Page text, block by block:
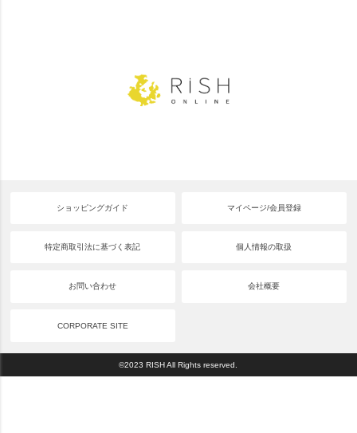
ショッピングガイド マイページ/会員登録
特定商取引法に基づく表記 個人情報の取扱
お問い合わせ 会社概要
CORPORATE SITE
©2023 RISH All Rights reserved.